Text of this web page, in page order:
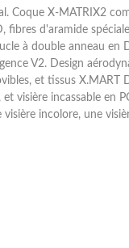
Coque X-MATRIX2
fibres d'aramide
à double anneau en
V2. Design
et tissus X.MART
visière incassable en
visière incolore, une